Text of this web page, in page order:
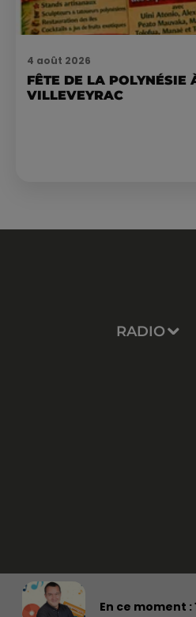
4 août 2026
FÊTE DE LA POLYNÉSIE
VILLEVEYRAC
RADIO
En ce moment :